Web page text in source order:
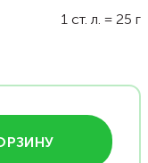
1 ст. л. = 25 г